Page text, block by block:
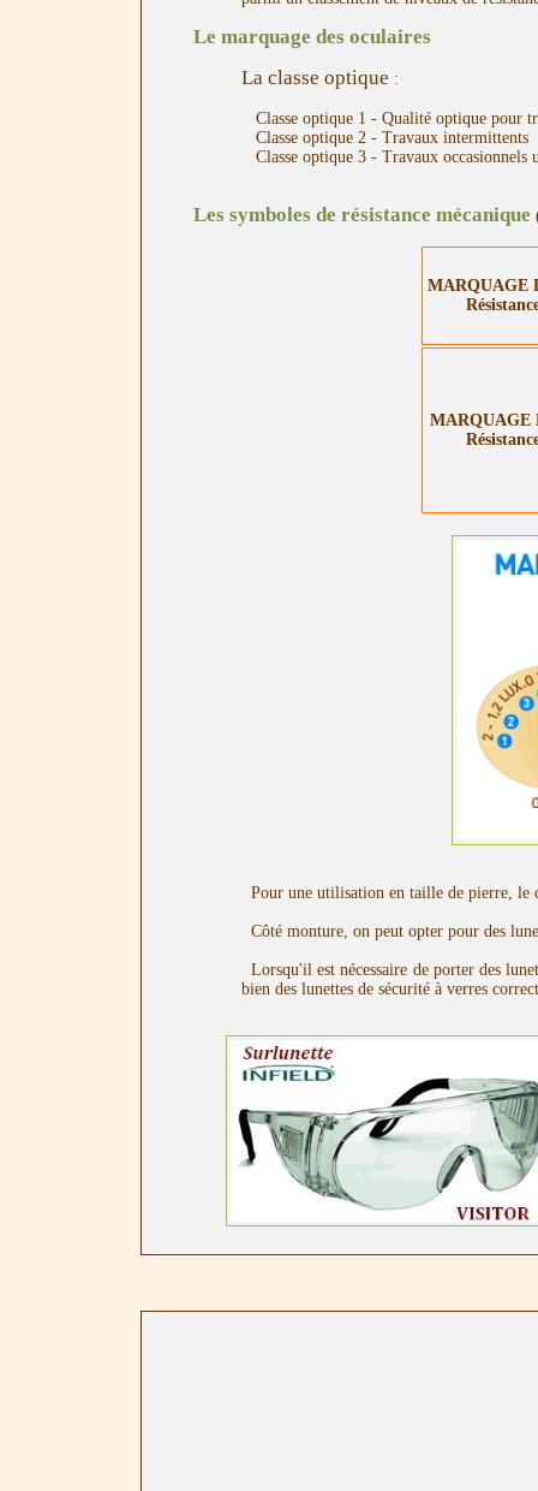
Le marquage des oculaires
La classe optique :
Classe optique 1 - Qualité optique pour
Classe optique 2 - Travaux intermittents
Classe optique 3 - Travaux occasionnels
Les symboles de résistance mécanique
MARQUAGE
MARQUAGE
Pour une utilisation en taille de pierre, le
Côté monture, on peut opter pour des
Lorsqu'il est nécessaire de porter des
bien des lunettes de sécurité à verres